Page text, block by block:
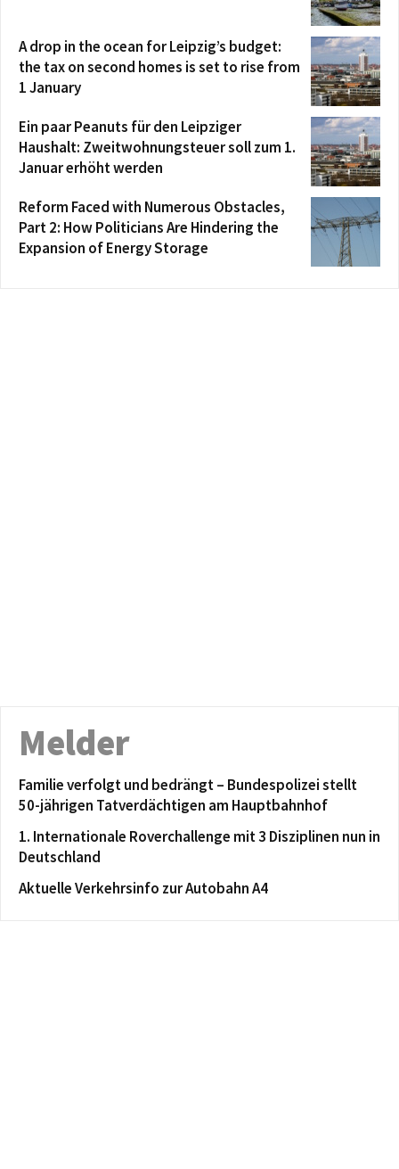
A drop in the ocean for Leipzig’s budget:
the tax on second homes is set to rise from
1 January
Ein paar Peanuts für den Leipziger
Haushalt: Zweitwohnungsteuer soll zum 1.
Januar erhöht werden
Reform Faced with Numerous Obstacles,
Part 2: How Politicians Are Hindering the
Expansion of Energy Storage
Melder
Familie verfolgt und bedrängt – Bundespolizei stellt
50-jährigen Tatverdächtigen am Hauptbahnhof
1. Internationale Roverchallenge mit 3 Disziplinen nun in
Deutschland
Aktuelle Verkehrsinfo zur Autobahn A4